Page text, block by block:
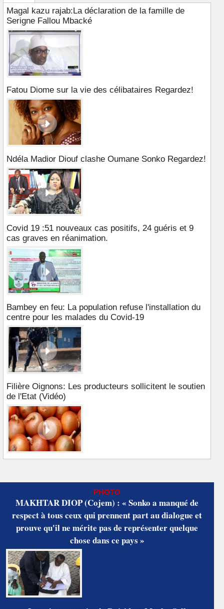
Magal kazu rajab:La déclaration de la famille de
Serigne Fallou Mbacké
Fatou Diome sur la vie des célibataires Regardez!
Ndéla Madior Diouf clashe Oumane Sonko Regardez!
Covid 19 :51 nouveaux cas positifs, 24 guéris et 9
cas graves en réanimation.
Bambey en feu: La population refuse l'installation du
centre pour les malades du Covid-19
Filière Oignons: Les producteurs sollicitent le soutien
de l'Etat (Vidéo)
PHOTO
MAKHTAR DIOP (Cojem) : « Sonko a manqué de
respect à tous ceux qui prennent part au dialogue et
prouve qu'il ne mérite pas de représenter quelque
chose dans ce pays »